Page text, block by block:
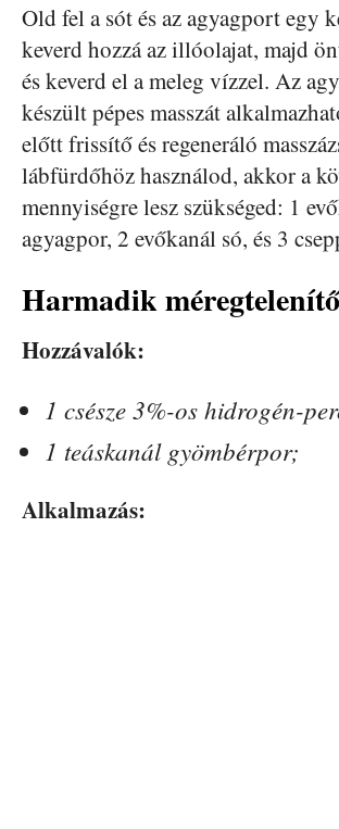
Old fel a sót és az agyagport egy
keverd hozzá az illóolajat, majd
és keverd el a meleg vízzel. Az
készült pépes masszát
előtt frissítő és regeneráló
lábfürdőhöz használod, akkor a
mennyiségre lesz szükséged: 1
agyagpor, 2 evőkanál só, és 3
Harmadik
Hozzávalók:
1 csésze 3%-os hidrogén-
1 teáskanál gyömbérpor;
Alkalmazás: